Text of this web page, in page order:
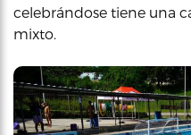
celebrándose tiene una
mixto.